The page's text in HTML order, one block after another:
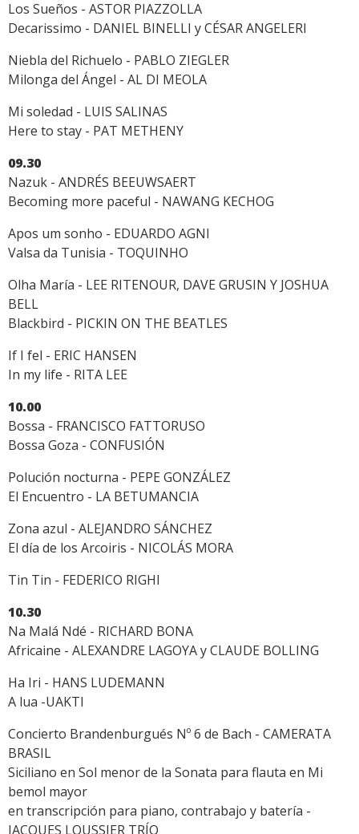
Los Sueños - ASTOR PIAZZOLLA
Decarissimo - DANIEL BINELLI y CÉSAR ANGELERI
Niebla del Richuelo - PABLO ZIEGLER
Milonga del Ángel - AL DI MEOLA
Mi soledad - LUIS SALINAS
Here to stay - PAT METHENY
09.30
Nazuk - ANDRÉS BEEUWSAERT
Becoming more paceful - NAWANG KECHOG
Apos um sonho - EDUARDO AGNI
Valsa da Tunisia - TOQUINHO
Olha María - LEE RITENOUR, DAVE GRUSIN Y JOSHUA
BELL
Blackbird - PICKIN ON THE BEATLES
If I fel - ERIC HANSEN
In my life - RITA LEE
10.00
Bossa - FRANCISCO FATTORUSO
Bossa Goza - CONFUSIÓN
Polución nocturna - PEPE GONZÁLEZ
El Encuentro - LA BETUMANCIA
Zona azul - ALEJANDRO SÁNCHEZ
El día de los Arcoiris - NICOLÁS MORA
Tin Tin - FEDERICO RIGHI
10.30
Na Malá Ndé - RICHARD BONA
Africaine - ALEXANDRE LAGOYA y CLAUDE BOLLING
Ha Iri - HANS LUDEMANN
A lua -UAKTI
Concierto Brandenburgués Nº 6 de Bach - CAMERATA
BRASIL
Siciliano en Sol menor de la Sonata para flauta en Mi
bemol mayor
en transcripción para piano, contrabajo y batería -
JACQUES LOUSSIER TRÍO